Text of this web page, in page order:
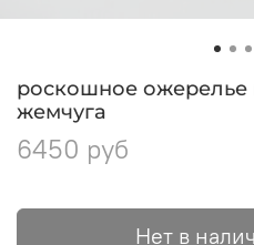
роскошное ожерелье
жемчуга
6450 руб
Нет в